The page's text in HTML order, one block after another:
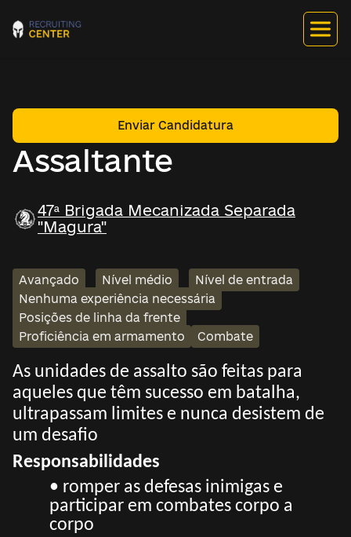
Assaltante
Enviar Candidatura
47ª Brigada Mecanizada Separada
"Magura"
Avançado Nível médio
Nível de entrada
Nenhuma experiência necessária
Posições de linha da frente
Proficiência em armamento
Combate
As unidades de assalto são feitas para
aqueles que têm sucesso em batalha,
ultrapassam limites e nunca desistem de
um desafio
Responsabilidades
• romper as defesas inimigas e
participar em combates corpo a
corpo